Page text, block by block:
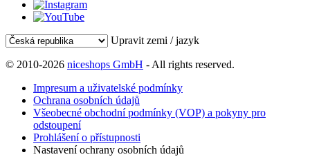
Upravit zemi / jazyk
© 2010-2026 niceshops GmbH - All rights reserved.
Impresum a uživatelské podmínky
Ochrana osobních údajů
Všeobecné obchodní podmínky (VOP) a pokyny pro
odstoupení
Prohlášení o přístupnosti
Nastavení ochrany osobních údajů